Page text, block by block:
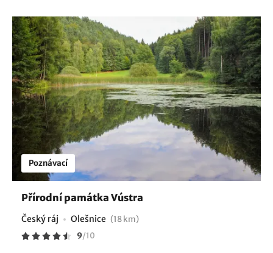
Poznávací
Přírodní památka Vústra
Český ráj Olešnice (18 km)
9/10